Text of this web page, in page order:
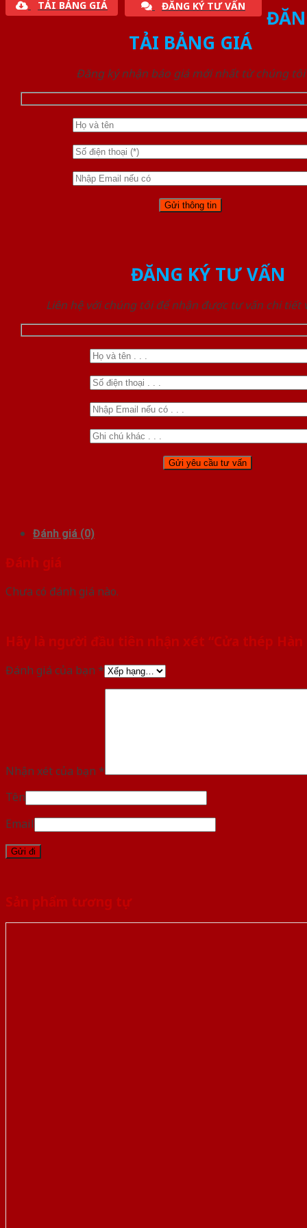
TẢI BẢNG GIÁ ĐĂNG KÝ TƯ VẤN
TẢI BẢNG GIÁ
Đăng ký nhận báo giá mới nhất từ chúng tôi
ĐĂNG KÝ TƯ VẤN
Liên hệ với chúng tôi để nhận được tư vấn chi tiết
Đánh giá (0)
Đánh giá
Chưa có đánh giá nào.
Hãy là người đầu tiên nhận xét “Cửa thép Hàn
Đánh giá của bạn *
Nhận xét của bạn *
Tên
Email
Sản phẩm tương tự